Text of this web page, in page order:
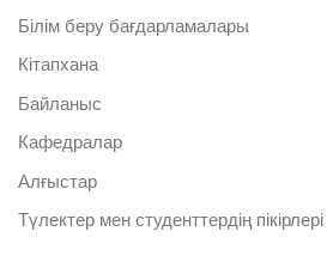
Білім беру бағдарламалары
Кітапхана
Байланыс
Кафедралар
Алғыстар
Түлектер мен студенттердің пікірлері